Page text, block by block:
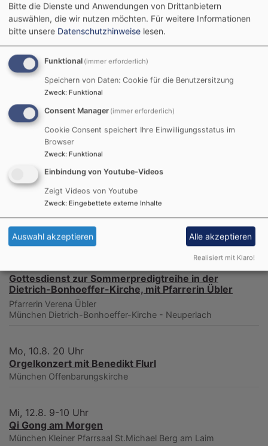
Tageslosung
Jauchze, du Tochter Zion! Frohlocke, Israel! Freue
dich und sei fröhlich von ganzem Herzen, du
Tochter Jerusalem! Denn der HERR hat deine
Strafe weggenommen.
Zefanja 3,14-15
Christus ist gekommen und hat im Evangelium
Frieden verkündigt euch, die ihr fern wart, und
Frieden denen, die nahe waren.
Epheser 2,17
© Evangelische Brüder-Unität –Herrnhuter Brüdergemeine
Weitere Informationen finden Siehier.
Die nächsten Termine
Gottesdienst zur Sommerpredigtreihe in der
Dietrich-Bonhoeffer-Kirche, mit Pfarrerin Übler
Pfarrerin Verena Übler
München Dietrich-Bonhoeffer-Kirche - Neuperlach
Mo, 10.8. 20 Uhr
Orgelkonzert mit Benedikt Flurl
München Offenbarungskirche
Mi, 12.8. 9-10 Uhr
Qi Gong am Morgen
München Kleiner Pfarrsaal St.Michael Berg am Laim
Bitte die Dienste und Anwendungen von Drittanbietern
auswählen, die wir nutzen möchten. Für weitere Informationen
bitte unsere Datenschutzhinweise lesen.
Funktional (immer erforderlich)
Speichern von Daten: Cookie für die Benutzersitzung
Zweck: Funktional
Consent Manager (immer erforderlich)
Cookie Consent speichert Ihre Einwilligungsstatus im
Browser
Zweck: Funktional
Einbindung von Youtube-Videos
Zeigt Videos von Youtube
Zweck: Eingebettete externe Inhalte
Auswahl akzeptieren Alle akzeptieren
Realisiert mit Klaro!